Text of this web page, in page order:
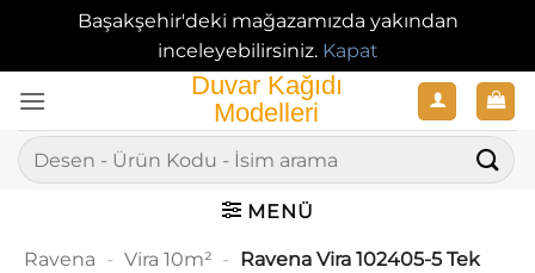
Başakşehir'deki mağazamızda yakından
inceleyebilirsiniz. Kapat
atla
Ara:
MENÜ
Ravena - Vira 10m² - Ravena Vira 102405-5 Tek